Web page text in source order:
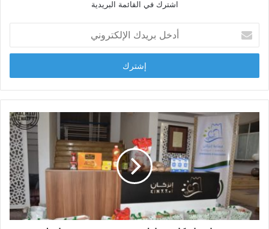
ي
ب
اشترك في القائمة البريدية
خ
ب
ر
ك
ل
إ
ل
ك
ت